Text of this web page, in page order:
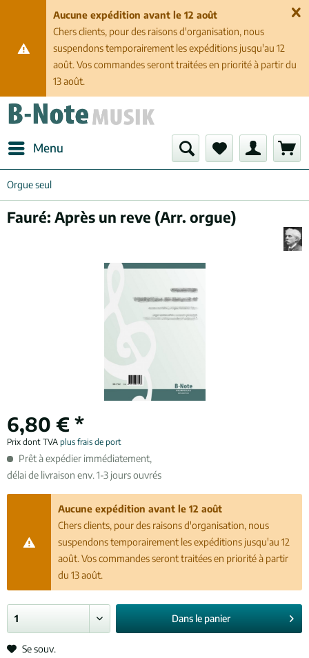
Aucune expédition avant le 12 août
Chers clients, pour des raisons d'organisation, nous
suspendons temporairement les expéditions jusqu'au 12
août. Vos commandes seront traitées en priorité à partir du
13 août.
Menu
Orgue seul
Fauré: Après un reve (Arr. orgue)
6,80 € *
Prix dont TVA plus frais de port
Prêt à expédier immédiatement,
délai de livraison env. 1-3 jours ouvrés
Aucune expédition avant le 12 août
Chers clients, pour des raisons d'organisation, nous
suspendons temporairement les expéditions jusqu'au 12
août. Vos commandes seront traitées en priorité à partir
du 13 août.
Dans le panier
Se souv.